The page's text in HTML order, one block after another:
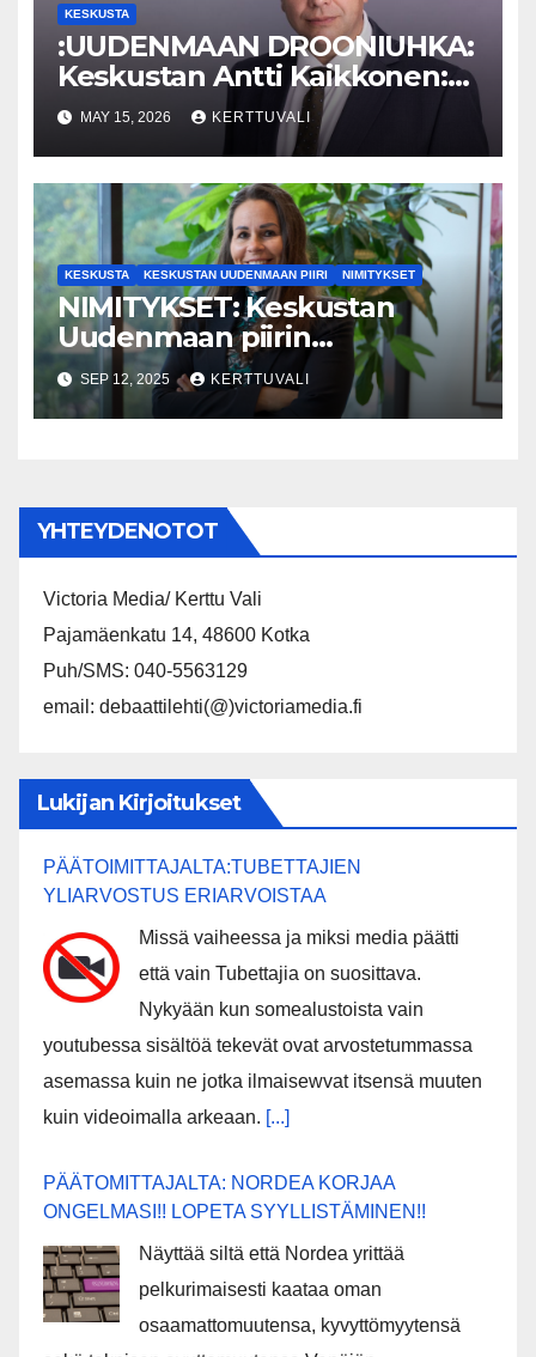
KESKUSTA
:UUDENMAAN DROONIUHKA:
Keskustan Antti Kaikkonen:
Vauhtia
viranomaistiedotukseen!
MAY 15, 2026 KERTTUVALI
KESKUSTA KESKUSTAN UUDENMAAN PIIRI NIMITYKSET
NIMITYKSET: Keskustan
Uudenmaan piirin
aluekoordinaattorina aloittaa
1.10. alkaen Espoolainen Nina
From.
SEP 12, 2025 KERTTUVALI
YHTEYDENOTOT
Victoria Media/ Kerttu Vali
Pajamäenkatu 14, 48600 Kotka
Puh/SMS: 040-5563129
email: debaattilehti(@)victoriamedia.fi
Lukijan Kirjoitukset
PÄÄTOIMITTAJALTA:TUBETTAJIEN
YLIARVOSTUS ERIARVOISTAA
Missä vaiheessa ja miksi media päätti
että vain Tubettajia on suosittava.
Nykyään kun somealustoista vain
youtubessa sisältöä tekevät ovat arvostetummassa
asemassa kuin ne jotka ilmaisewvat itsensä muuten
kuin videoimalla arkeaan. [...]
PÄÄTOMITTAJALTA: NORDEA KORJAA
ONGELMASI!! LOPETA SYYLLISTÄMINEN!!
Näyttää siltä että Nordea yrittää
pelkurimaisesti kaataa oman
osaamattomuutensa, kyvyttömyytensä